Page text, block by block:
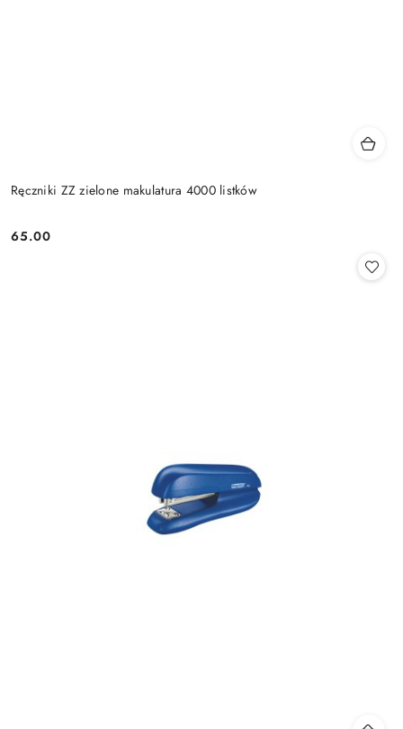
Ręczniki ZZ zielone makulatura 4000 listków
Cena:
65.00